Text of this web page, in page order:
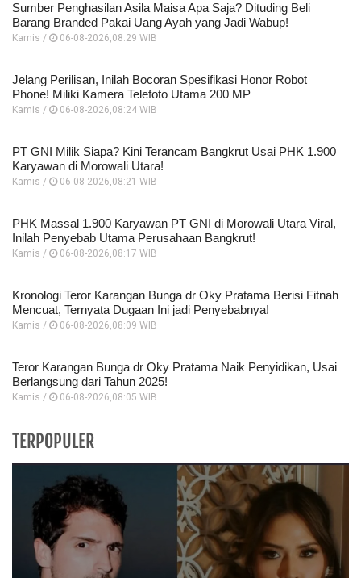
Sumber Penghasilan Asila Maisa Apa Saja? Dituding Beli
Barang Branded Pakai Uang Ayah yang Jadi Wabup!
Kamis / 06-08-2026,08:29 WIB
Jelang Perilisan, Inilah Bocoran Spesifikasi Honor Robot
Phone! Miliki Kamera Telefoto Utama 200 MP
Kamis / 06-08-2026,08:24 WIB
PT GNI Milik Siapa? Kini Terancam Bangkrut Usai PHK 1.900
Karyawan di Morowali Utara!
Kamis / 06-08-2026,08:21 WIB
PHK Massal 1.900 Karyawan PT GNI di Morowali Utara Viral,
Inilah Penyebab Utama Perusahaan Bangkrut!
Kamis / 06-08-2026,08:17 WIB
Kronologi Teror Karangan Bunga dr Oky Pratama Berisi Fitnah
Mencuat, Ternyata Dugaan Ini jadi Penyebabnya!
Kamis / 06-08-2026,08:09 WIB
Teror Karangan Bunga dr Oky Pratama Naik Penyidikan, Usai
Berlangsung dari Tahun 2025!
Kamis / 06-08-2026,08:05 WIB
TERPOPULER